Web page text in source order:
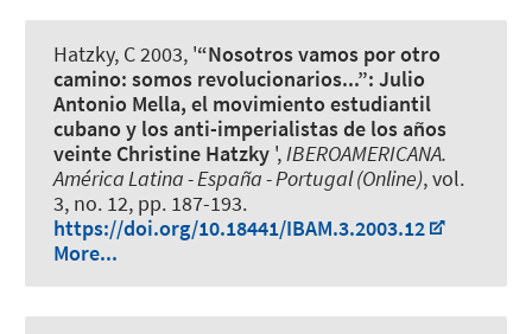
Hatzky, C2003, '“Nosotros vamos por otro
camino: somos revolucionarios...”: Julio
Antonio Mella, el movimiento estudiantil
cubano y los anti-imperialistas de los años
veinte Christine Hatzky ',IBEROAMERICANA.
América Latina - España - Portugal (Online), vol.
3, no. 12, pp. 187-193.
https://doi.org/10.18441/IBAM.3.2003.12
More...